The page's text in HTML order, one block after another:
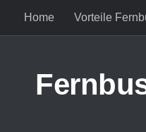
Zum Inhalt springen
Home Vorteile